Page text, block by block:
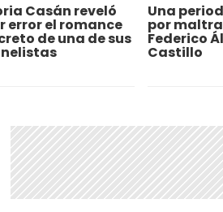
Casán reveló
error el romance
de una de sus
Una
por
Federico
Castillo